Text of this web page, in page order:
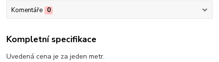
Komentáře 0
Kompletní specifikace
Uvedená cena je za jeden metr.